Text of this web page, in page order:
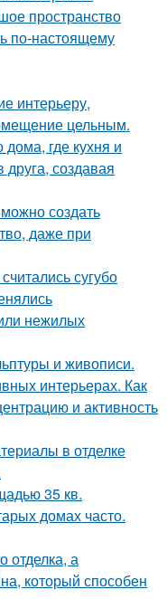
пространство
по-настоящему
интерьеру,
цельным.
дома, где кухня и
друга, создавая
создать
даже при
сугубо
нежилых
и живописи.
интерьерах. Как
и активность
в отделке
35 кв.
домах часто.
отделка, а
который способен